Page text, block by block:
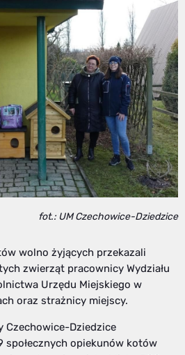
fot.: UM Czechowice-Dziedzice
wolno żyjących przekazali
zwierząt pracownicy Wydziału
Urzędu Miejskiego w
oraz strażnicy miejscy.
Czechowice-Dziedzice
społecznych opiekunów kotów